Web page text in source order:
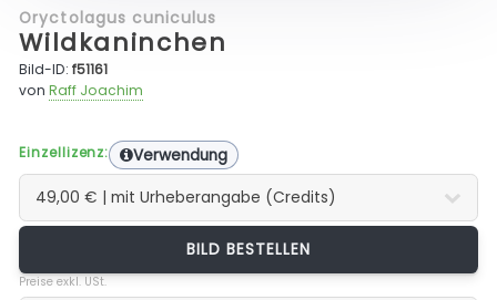
Oryctolagus cuniculus
Wildkaninchen
Bild-ID:f51161
vonRaff Joachim
Einzellizenz: Verwendung
BILD BESTELLEN
Preise exkl. USt.